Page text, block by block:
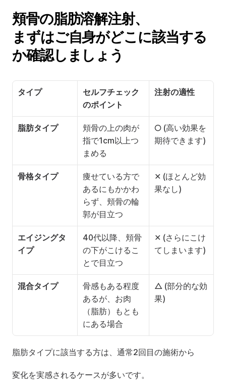
頬骨の脂肪溶解注射、
まずはご自身がどこに該当する
か確認しましょう
タイプ
セルフチェック
のポイント
注射の適性
脂肪タイプ
頬骨の上の肉が
指で1cm以上つ
まめる
○ (高い効果を
期待できます)
骨格タイプ
痩せている方で
あるにもかかわ
らず、頬骨の輪
郭が目立つ
✕ (ほとんど効
果なし)
エイジングタ
イプ
40代以降、頬骨
の下がこけるこ
とで目立つ
✕ (さらにこけ
てしまいます)
混合タイプ
骨感もある程度
あるが、お肉
（脂肪）もとも
にある場合
△ (部分的な効
果)
脂肪タイプに該当する方は、通常2回目の施術から
変化を実感されるケースが多いです。